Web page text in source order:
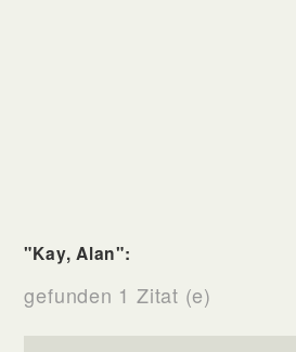
"Kay, Alan":
gefunden 1 Zitat (e)